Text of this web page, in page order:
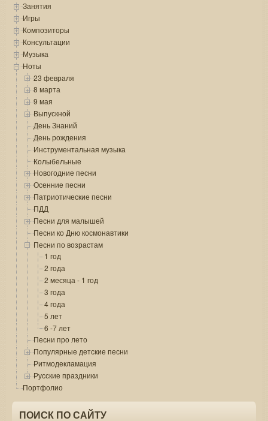
Занятия
Игры
Композиторы
Консультации
Музыка
Ноты
23 февраля
8 марта
9 мая
Выпускной
День Знаний
День рождения
Инструментальная музыка
Колыбельные
Новогодние песни
Осенние песни
Патриотические песни
ПДД
Песни для малышей
Песни ко Дню космонавтики
Песни по возрастам
1 год
2 года
2 месяца - 1 год
3 года
4 года
5 лет
6 -7 лет
Песни про лето
Популярные детские песни
Ритмодекламация
Русские праздники
Портфолио
ПОИСК ПО САЙТУ